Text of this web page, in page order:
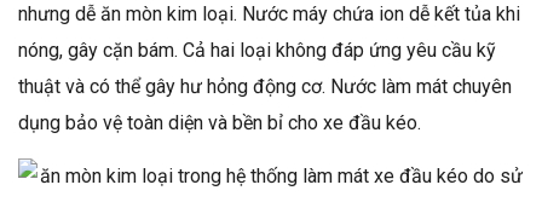
nhưng dễ ăn mòn kim loại. Nước máy chứa ion dễ kết tủa khi
nóng, gây cặn bám. Cả hai loại không đáp ứng yêu cầu kỹ
thuật và có thể gây hư hỏng động cơ. Nước làm mát chuyên
dụng bảo vệ toàn diện và bền bỉ cho xe đầu kéo.